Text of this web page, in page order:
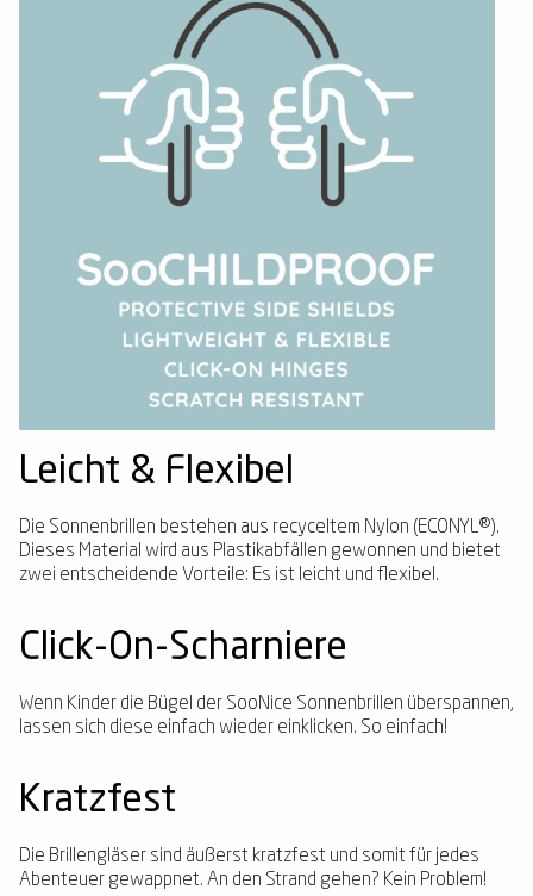
Leicht & Flexibel
Die Sonnenbrillen bestehen aus recyceltem Nylon (ECONYL®).
Dieses Material wird aus Plastikabfällen gewonnen und bietet
zwei entscheidende Vorteile: Es ist leicht und flexibel.
Click-On-Scharniere
Wenn Kinder die Bügel der SooNice Sonnenbrillen überspannen,
lassen sich diese einfach wieder einklicken. So einfach!
Kratzfest
Die Brillengläser sind äußerst kratzfest und somit für jedes
Abenteuer gewappnet. An den Strand gehen? Kein Problem!